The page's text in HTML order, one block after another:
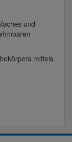
und
mittels